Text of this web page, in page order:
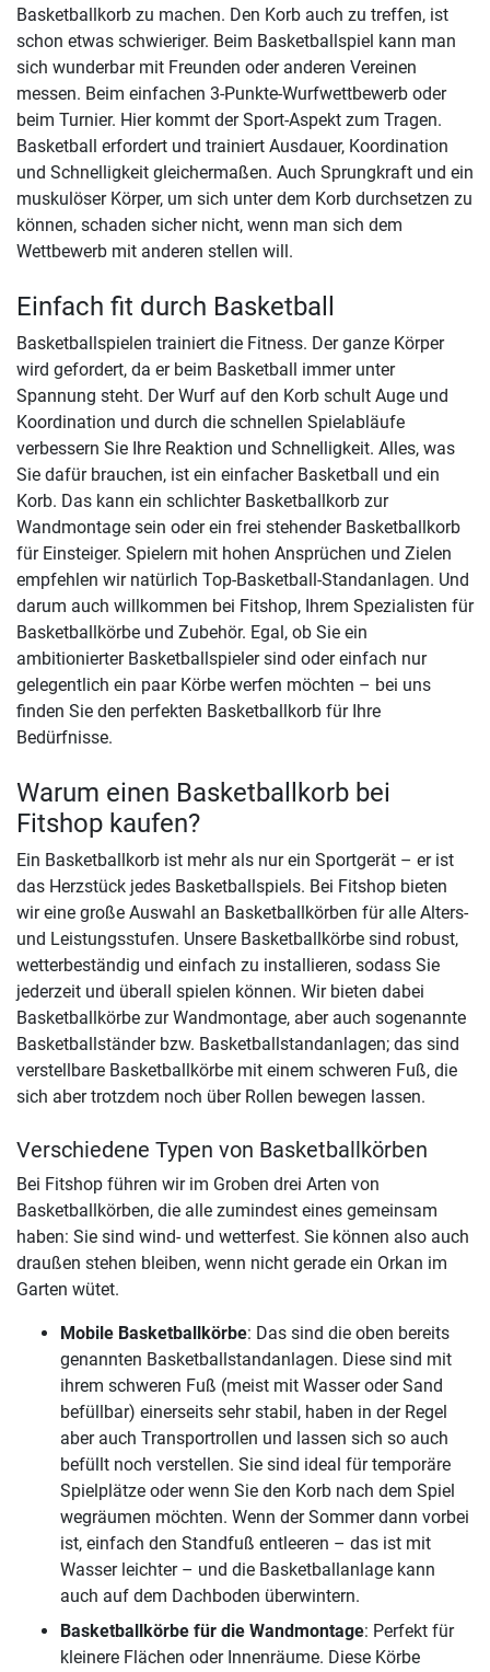
Basketballkorb zu machen. Den Korb auch zu treffen, ist
schon etwas schwieriger. Beim Basketballspiel kann man
sich wunderbar mit Freunden oder anderen Vereinen
messen. Beim einfachen 3-Punkte-Wurfwettbewerb oder
beim Turnier. Hier kommt der Sport-Aspekt zum Tragen.
Basketball erfordert und trainiert Ausdauer, Koordination
und Schnelligkeit gleichermaßen. Auch Sprungkraft und ein
muskulöser Körper, um sich unter dem Korb durchsetzen zu
können, schaden sicher nicht, wenn man sich dem
Wettbewerb mit anderen stellen will.
Einfach fit durch Basketball
Basketballspielen trainiert die Fitness. Der ganze Körper
wird gefordert, da er beim Basketball immer unter
Spannung steht. Der Wurf auf den Korb schult Auge und
Koordination und durch die schnellen Spielabläufe
verbessern Sie Ihre Reaktion und Schnelligkeit. Alles, was
Sie dafür brauchen, ist ein einfacher Basketball und ein
Korb. Das kann ein schlichter Basketballkorb zur
Wandmontage sein oder ein frei stehender Basketballkorb
für Einsteiger. Spielern mit hohen Ansprüchen und Zielen
empfehlen wir natürlich Top-Basketball-Standanlagen. Und
darum auch willkommen bei Fitshop, Ihrem Spezialisten für
Basketballkörbe und Zubehör. Egal, ob Sie ein
ambitionierter Basketballspieler sind oder einfach nur
gelegentlich ein paar Körbe werfen möchten – bei uns
finden Sie den perfekten Basketballkorb für Ihre
Bedürfnisse.
Warum einen Basketballkorb bei
Fitshop kaufen?
Ein Basketballkorb ist mehr als nur ein Sportgerät – er ist
das Herzstück jedes Basketballspiels. Bei Fitshop bieten
wir eine große Auswahl an Basketballkörben für alle Alters-
und Leistungsstufen. Unsere Basketballkörbe sind robust,
wetterbeständig und einfach zu installieren, sodass Sie
jederzeit und überall spielen können. Wir bieten dabei
Basketballkörbe zur Wandmontage, aber auch sogenannte
Basketballständer bzw. Basketballstandanlagen; das sind
verstellbare Basketballkörbe mit einem schweren Fuß, die
sich aber trotzdem noch über Rollen bewegen lassen.
Verschiedene Typen von Basketballkörben
Bei Fitshop führen wir im Groben drei Arten von
Basketballkörben, die alle zumindest eines gemeinsam
haben: Sie sind wind- und wetterfest. Sie können also auch
draußen stehen bleiben, wenn nicht gerade ein Orkan im
Garten wütet.
Mobile Basketballkörbe: Das sind die oben bereits
genannten Basketballstandanlagen. Diese sind mit
ihrem schweren Fuß (meist mit Wasser oder Sand
befüllbar) einerseits sehr stabil, haben in der Regel
aber auch Transportrollen und lassen sich so auch
befüllt noch verstellen. Sie sind ideal für temporäre
Spielplätze oder wenn Sie den Korb nach dem Spiel
wegräumen möchten. Wenn der Sommer dann vorbei
ist, einfach den Standfuß entleeren – das ist mit
Wasser leichter – und die Basketballanlage kann
auch auf dem Dachboden überwintern.
Basketballkörbe für die Wandmontage: Perfekt für
kleinere Flächen oder Innenräume. Diese Körbe